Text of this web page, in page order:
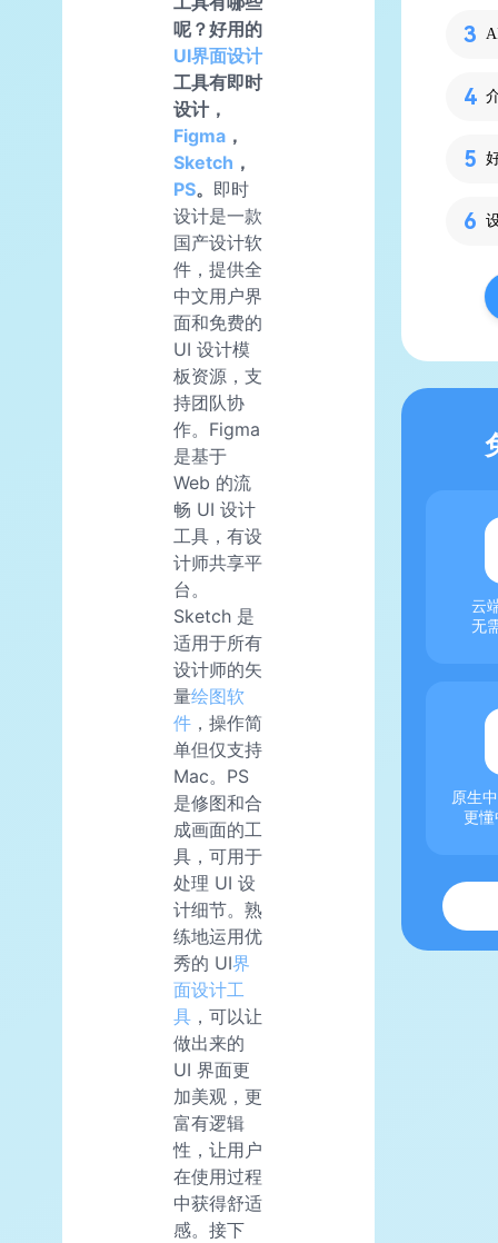
呢？好用的
UI界面设计
工具有即时
设计，
Figma ，
Sketch ，
PS。 即时
设计是一款
国产设计软
件，提供全
中文用户界
面和免费的
UI 设计模
板资源，支
持团队协
作。Figma
是基于
Web 的流
畅 UI 设计
工具，有设
计师共享平
台。
Sketch 是
适用于所有
设计师的矢
量绘图软
件 ，操作简
单但仅支持
Mac。PS
是修图和合
成画面的工
具，可用于
处理 UI 设
计细节。熟
练地运用优
秀的 UI界
面设计工
具 ，可以让
做出来的
UI 界面更
加美观，更
富有逻辑
性，让用户
在使用过程
中获得舒适
感。接下
云
无
原生
更